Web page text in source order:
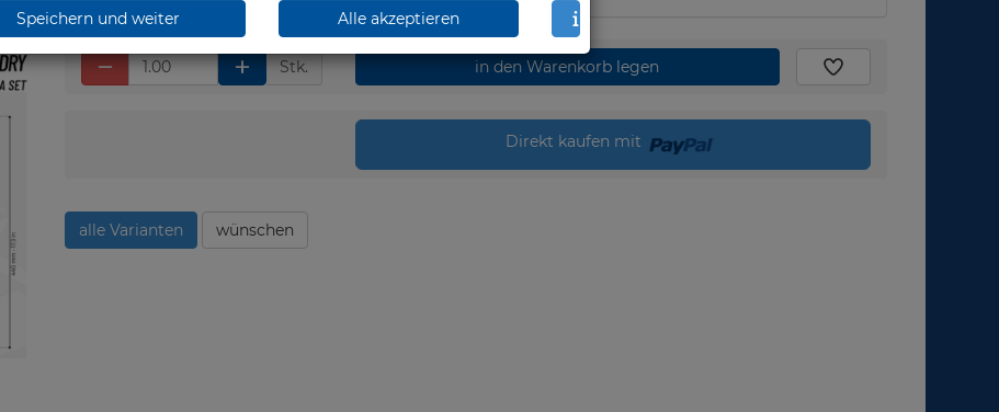
Stk. in den Warenkorb legen
Direkt kaufen mit
alle Varianten wünschen
Speichern und weiter Alle akzeptieren